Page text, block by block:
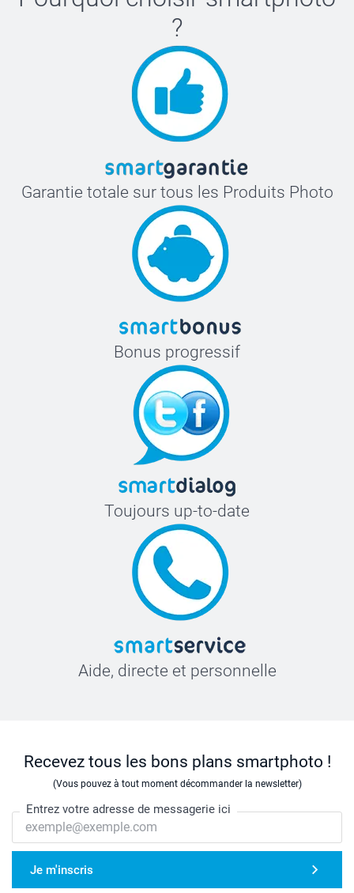
?
Garantie totale sur tous les Produits Photo
Bonus progressif
Toujours up-to-date
Aide, directe et personnelle
Recevez tous les bons plans smartphoto !
(Vous pouvez à tout moment décommander la newsletter)
Entrez votre adresse de messagerie ici
Je m'inscris